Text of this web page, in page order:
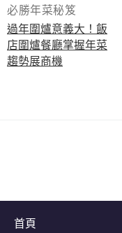
必勝年菜秘笈
過年圍爐意義大！飯
店圍爐餐廳掌握年菜
趨勢展商機
首頁